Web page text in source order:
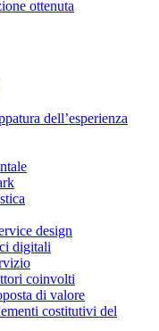
ottenuta
dell’esperienza
design
digitali
coinvolti
di valore
costitutivi del